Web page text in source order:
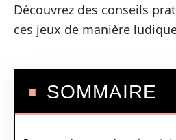
Découvrez des conseils
ces jeux de manière
SOMMAIRE